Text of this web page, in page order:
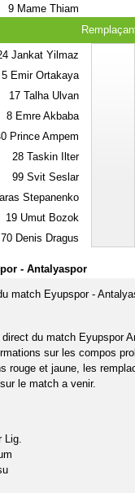
9Mame Thiam
Jankat Yilmaz
5Emir Ortakaya
17Talha Ulvan
8Emre Akbaba
Prince Ampem
28Taskin Ilter
99Svit Seslar
Stepanenko
19Umut Bozok
70Denis Dragus
- Antalyaspor
match Eyupspor -
du match Eyupspor
sur les compos
rouge et jaune, les
le match a venir.
Lig.